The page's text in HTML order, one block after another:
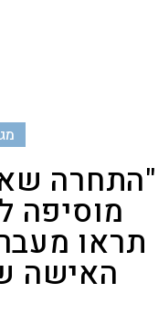
"התחרה
מוסיפה
תראו
האישה